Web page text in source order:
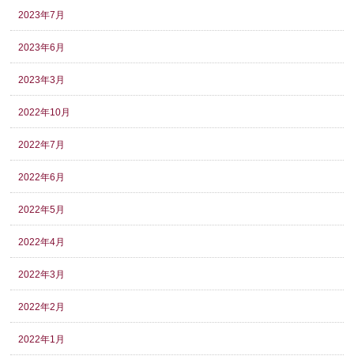
2023年7月
2023年6月
2023年3月
2022年10月
2022年7月
2022年6月
2022年5月
2022年4月
2022年3月
2022年2月
2022年1月